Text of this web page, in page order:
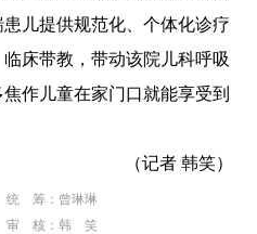
儿提供规范化、个体化诊疗
床带教，带动该院儿科呼吸
作儿童在家门口就能享受到
（记者 韩笑）
统 筹：曾琳琳
审 核：韩 笑